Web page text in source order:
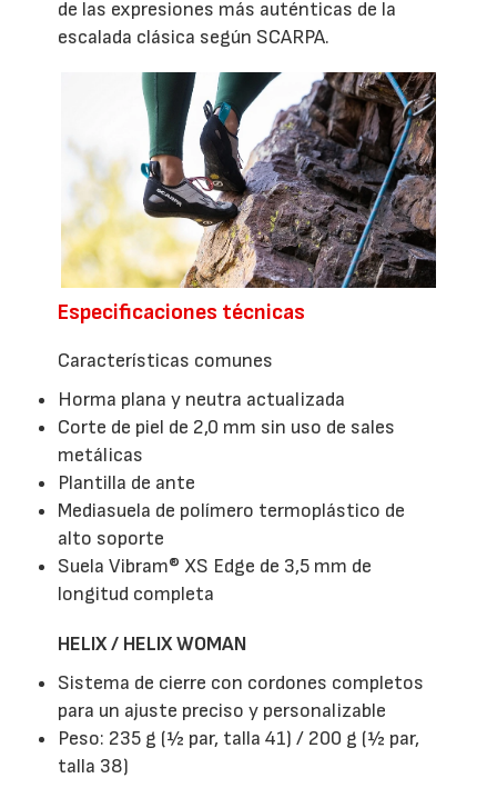
de las expresiones más auténticas de la
escalada clásica según SCARPA.
Especificaciones técnicas
Características comunes
Horma plana y neutra actualizada
Corte de piel de 2,0 mm sin uso de sales
metálicas
Plantilla de ante
Mediasuela de polímero termoplástico de
alto soporte
Suela Vibram® XS Edge de 3,5 mm de
longitud completa
HELIX / HELIX WOMAN
Sistema de cierre con cordones completos
para un ajuste preciso y personalizable
Peso: 235 g (½ par, talla 41) / 200 g (½ par,
talla 38)